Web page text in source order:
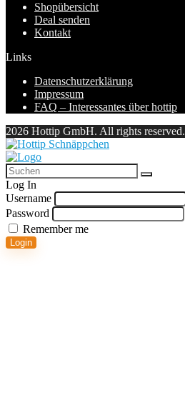
Shopübersicht
Deal senden
Kontakt
Links
Datenschutzerklärung
Impressum
FAQ – Interessantes über hottip
2026 Hottip GmbH. All rights reserved.
Log In
Username
Password
Remember me
Login